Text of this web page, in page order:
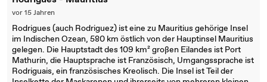
vor 15 Jahren
Rodrigues (auch Rodriguez) ist eine zu Mauritius gehörige Insel
im Indischen Ozean, 580 km östlich von der Hauptinsel Mauritius
gelegen. Die Hauptstadt des 109 km² großen Eilandes ist Port
Mathurin, die Hauptsprache ist Französisch, Umgangssprache ist
Rodriguais, ein französisches Kreolisch. Die Insel ist Teil der